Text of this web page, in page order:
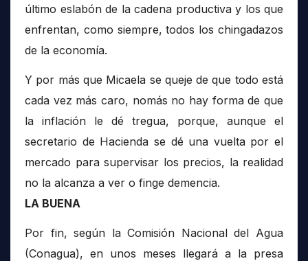
último eslabón de la cadena productiva y los que
enfrentan, como siempre, todos los chingadazos
de la economía.
Y por más que Micaela se queje de que todo está
cada vez más caro, nomás no hay forma de que
la inflación le dé tregua, porque, aunque el
secretario de Hacienda se dé una vuelta por el
mercado para supervisar los precios, la realidad
no la alcanza a ver o finge demencia.
LA BUENA
Por fin, según la Comisión Nacional del Agua
(Conagua), en unos meses llegará a la presa